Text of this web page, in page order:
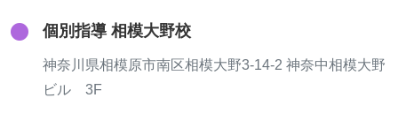
個別指導 相模大野校
神奈川県相模原市南区相模大野3-14-2 神奈中相模大野
ビル 3F